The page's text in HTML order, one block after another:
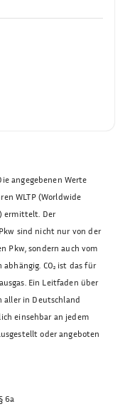
angegebenen Werte
WLTP (Worldwide
ermittelt. Der
sind nicht nur von der
Pkw, sondern auch vom
CO₂ ist das für
Ein Leitfaden über
aller in Deutschland
einsehbar an jedem
oder angeboten
6a